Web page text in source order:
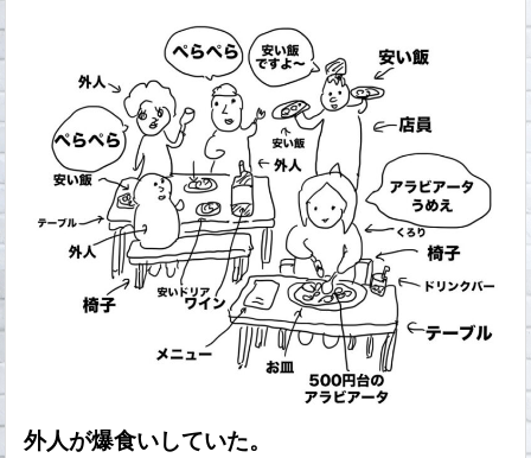
外人が爆食いしていた。